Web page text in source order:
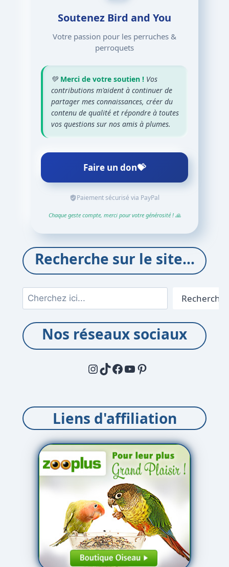
Soutenez Bird and You
Votre passion pour les perruches &
perroquets
💚 Merci de votre soutien ! Vos
contributions m'aident à continuer de
partager mes connaissances, créer du
contenu de qualité et répondre à toutes
vos questions sur nos amis à plumes.
Faire un don💝
Paiement sécurisé via PayPal
Chaque geste compte, merci pour votre générosité ! 🙏
Recherche sur le site…
Rechercher Rechercher
Nos réseaux sociaux
Instagram
TikTok
Facebook
YouTube
Pinterest
Liens d'affiliation